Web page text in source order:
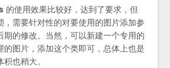
的使用效果比较好，达到了要求，但
，需要针对性的对要使用的图片添加参
期的修改。当然，可以新建一个专用的
的图片，添加这个类即可，总体上也是
也稍大。